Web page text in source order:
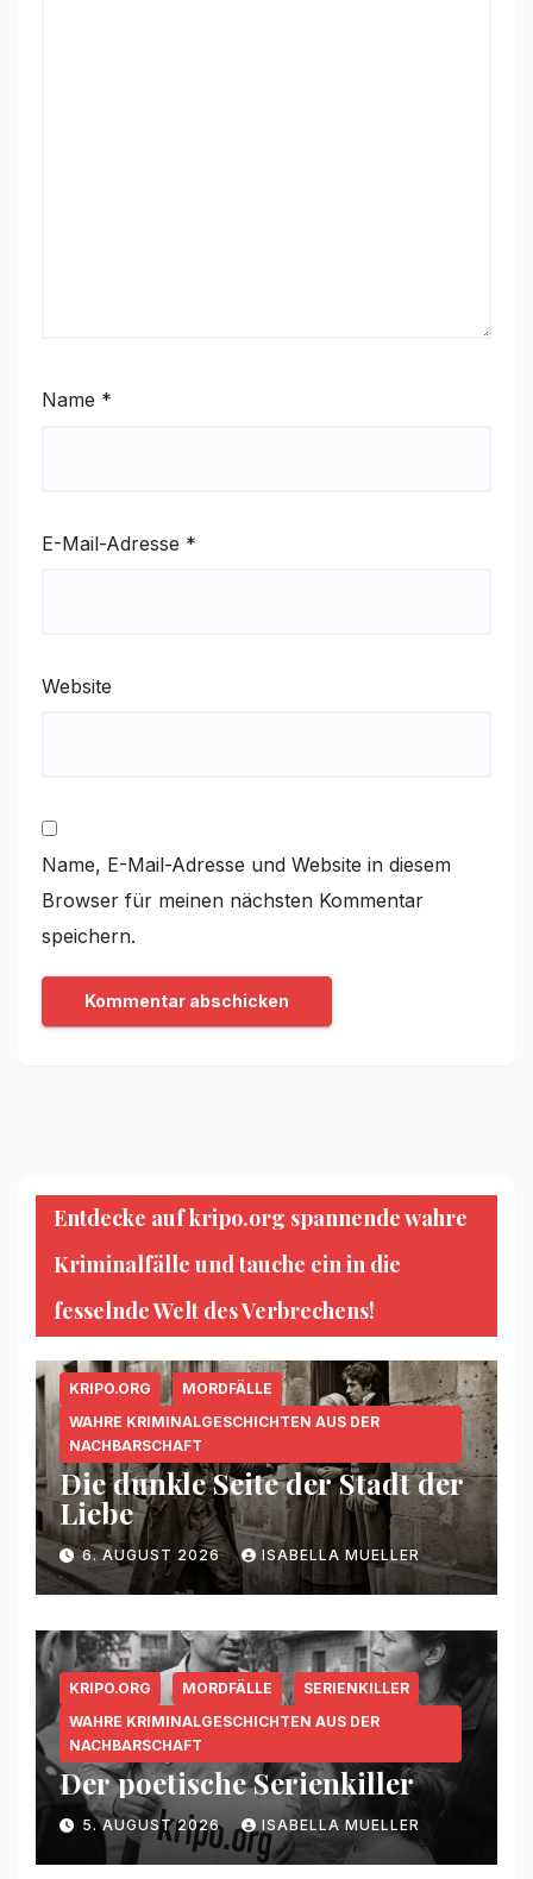
Name *
E-Mail-Adresse *
Website
Name, E-Mail-Adresse und Website in diesem
Browser für meinen nächsten Kommentar
speichern.
Entdecke auf kripo.org spannende wahre
Kriminalfälle und tauche ein in die
fesselnde Welt des Verbrechens!
KRIPO.ORG
MORDFÄLLE
WAHRE KRIMINALGESCHICHTEN AUS DER
NACHBARSCHAFT
Die dunkle Seite der Stadt der
Liebe
6. AUGUST 2026 ISABELLA MUELLER
KRIPO.ORG MORDFÄLLE
SERIENKILLER
WAHRE KRIMINALGESCHICHTEN AUS DER
NACHBARSCHAFT
Der poetische Serienkiller
5. AUGUST 2026 ISABELLA MUELLER